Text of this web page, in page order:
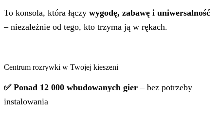
To konsola, która łączy wygodę, zabawę i uniwersalność
– niezależnie od tego, kto trzyma ją w rękach.
Centrum rozrywki w Twojej kieszeni
✅ Ponad 12 000 wbudowanych gier – bez potrzeby
instalowania